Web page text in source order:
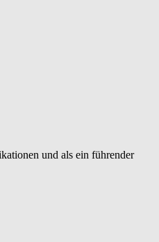
und als ein führender